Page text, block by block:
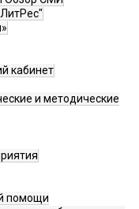
кабинет
и методические
помощи